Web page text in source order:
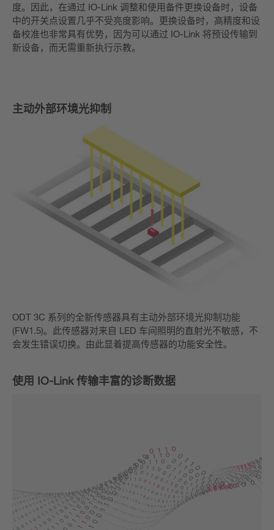
度。因此，在通过 IO-Link 调整和使用备件更换设备时，设备
中的开关点设置几乎不受亮度影响。更换设备时，高精度和设
备校准也非常具有优势，因为可以通过 IO-Link 将预设传输到
新设备，而无需重新执行示教。
主动外部环境光抑制
ODT 3C 系列的全新传感器具有主动外部环境光抑制功能
(FW1.5)。此传感器对来自 LED 车间照明的直射光不敏感，不
会发生错误切换。由此显着提高传感器的功能安全性。
使用 IO-Link 传输丰富的诊断数据